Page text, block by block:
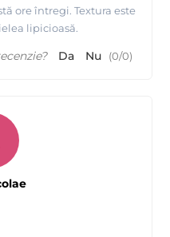
ore întregi. Textura este
lipicioasă.
Da Nu (0/0)